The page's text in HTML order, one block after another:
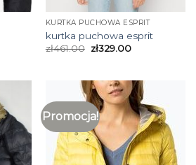
KURTKA PUCHOWA ESPRIT
kurtka puchowa esprit
zł461.00 zł329.00
Promocja!